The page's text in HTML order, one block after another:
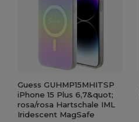
Guess GUHMP15MHITSP
iPhone 15 Plus 6,7&quot;
rosa/rosa Hartschale IML
Iridescent MagSafe